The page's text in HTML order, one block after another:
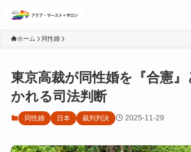
ホーム 同性婚
東京高裁が同性婚を『合憲
かれる司法判断
同性婚 日本 裁判判決 2025-11-29